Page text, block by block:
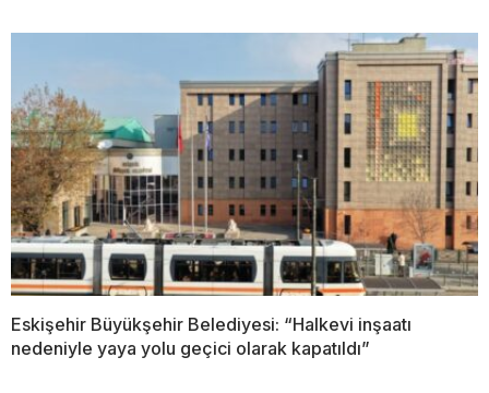
Eskişehir Büyükşehir Belediyesi: “Halkevi inşaatı
nedeniyle yaya yolu geçici olarak kapatıldı”